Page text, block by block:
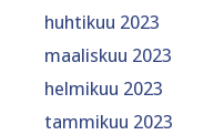
huhtikuu 2023
maaliskuu 2023
helmikuu 2023
tammikuu 2023